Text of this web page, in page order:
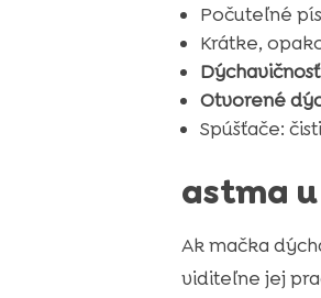
Počuteľné
Krátke,
Otvorené
Spúšťače:
astma
Ak mačka
viditeľne jej